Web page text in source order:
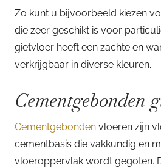
Zo kunt u bijvoorbeeld kiezen
die zeer geschikt is voor
gietvloer heeft een zachte en
verkrijgbaar in diverse kleuren.
Cementgebonden
Cementgebonden vloeren zijn
cementbasis die vakkundig en
vloeroppervlak wordt gegoten.